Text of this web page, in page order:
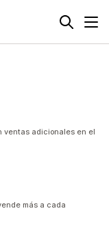
ventas adicionales en el
más a cada